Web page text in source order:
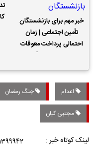
خبر مهم برای بازنشستگان
تأمین اجتماعی | زمان
احتمالی پرداخت معوقات
اعدام جنگ رمضان
مجتبی کیان
لینک کوتاه خبر :